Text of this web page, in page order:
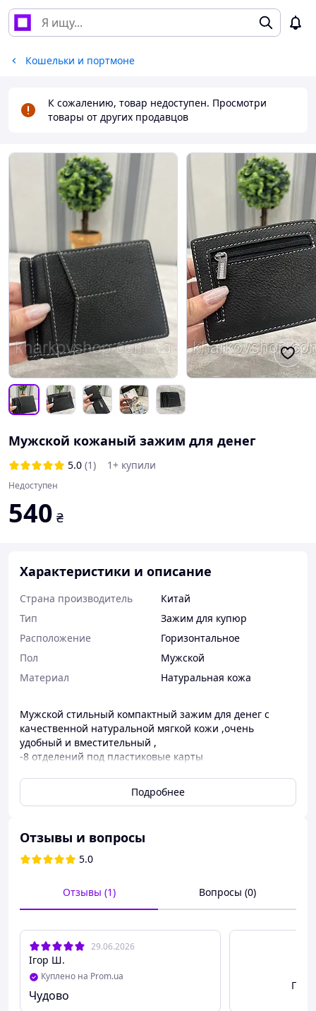
Кошельки и портмоне
К сожалению, товар недоступен. Просмотри
товары от других продавцов
Мужской кожаный зажим для денег
5.0 (1) 1+ купили
Недоступен
540 ₴
Характеристики и описание
Страна производитель
Китай
Тип
Зажим для купюр
Расположение
Горизонтальное
Пол
Мужской
Материал
Натуральная кожа
Мужской стильный компактный зажим для денег с
качественной натуральной мягкой кожи ,очень
удобный и вместительный ,
-8 отделений под пластиковые карты
-1 отделения под купюры
Подробнее
Отзывы и вопросы
5.0
Отзывы (1) Вопросы (0)
29.06.2026
Ігор Ш.
Куплено на Prom.ua
Чудово